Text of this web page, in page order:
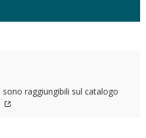
raggiungibili sul catalogo